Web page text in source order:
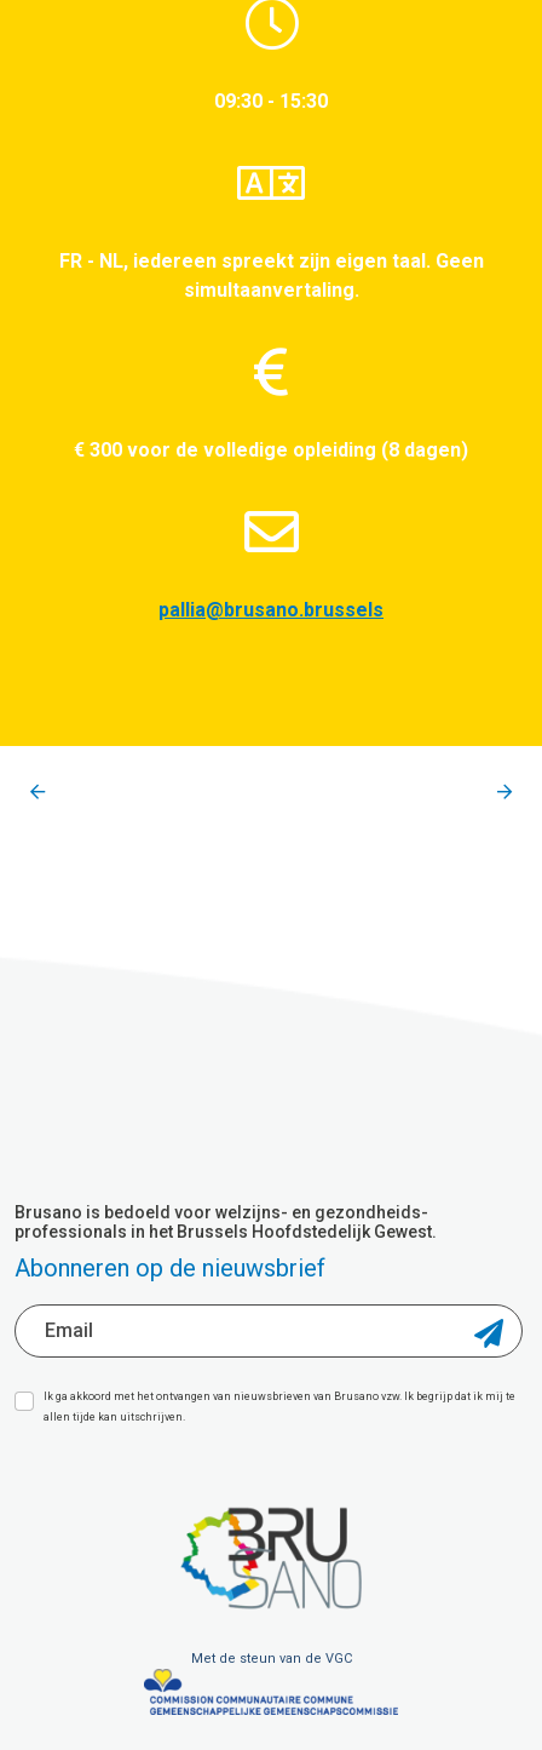
09:30 - 15:30
FR - NL, iedereen spreekt zijn eigen taal. Geen
simultaanvertaling.
€ 300 voor de volledige opleiding (8 dagen)
pallia@brusano.brussels
Brusano is bedoeld voor welzijns- en gezondheids-
professionals in het Brussels Hoofdstedelijk Gewest.
Abonneren op de nieuwsbrief
Ik ga akkoord met het ontvangen van nieuwsbrieven van Brusano vzw. Ik begrijp dat ik mij te
allen tijde kan uitschrijven.
Met de steun van de VGC